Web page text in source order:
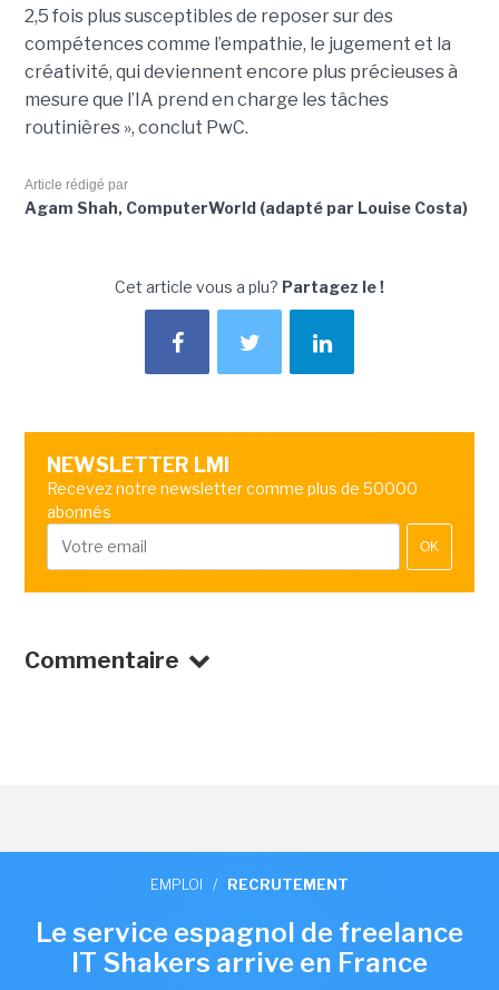
2,5 fois plus susceptibles de reposer sur des
compétences comme l’empathie, le jugement et la
créativité, qui deviennent encore plus précieuses à
mesure que l’IA prend en charge les tâches
routinières », conclut PwC.
Article rédigé par
Agam Shah, ComputerWorld (adapté par Louise Costa)
Cet article vous a plu? Partagez le !
NEWSLETTER LMI
Recevez notre newsletter comme plus de 50000
abonnés
OK
Commentaire
EMPLOI / RECRUTEMENT
Le service espagnol de freelance
IT Shakers arrive en France